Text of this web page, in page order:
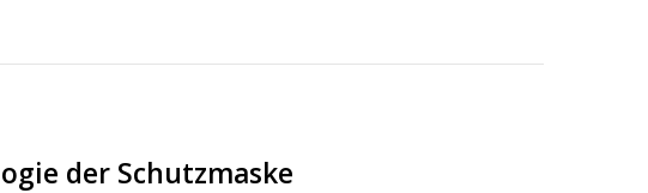
der Schutzmaske